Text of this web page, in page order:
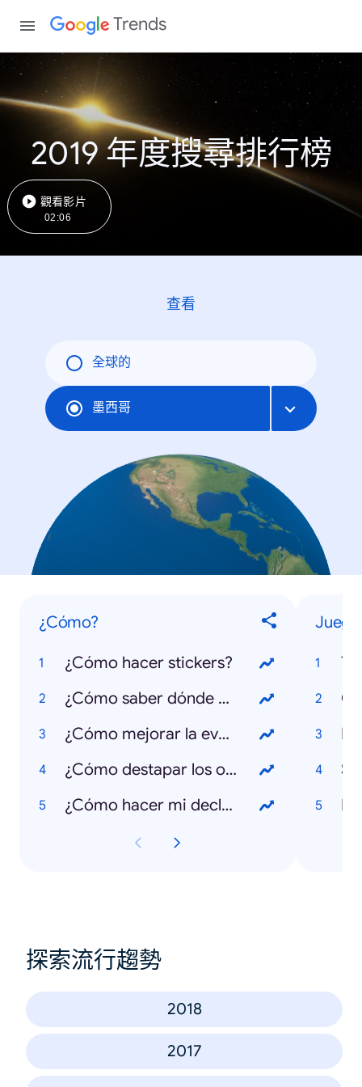
Trends
2019 年度搜尋排行榜
觀看影片
02:06
查看
全球的
墨西哥
¿Cómo?
¿Cómo hacer stickers?
¿Cómo saber dónde hay gasolina?
¿Cómo mejorar la evaluación en el aula?
¿Cómo destapar los oídos?
¿Cómo hacer mi declaración anual?
探索流行趨勢
2018
2017